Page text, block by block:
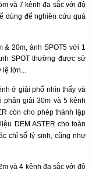
và 7 kênh đa sắc với độ
dùng để nghiên cứu quá
& 20m, ảnh SPOT5 với 1
SPOT thường được sử
lệ lớn...
ở giải phổ nhìn thấy và
phân giải 30m và 5 kênh
còn cho phép thành lập
DEM ASTER cho toàn
chỉ số lý sinh, cũng như
và 4 kênh đa sắc với độ